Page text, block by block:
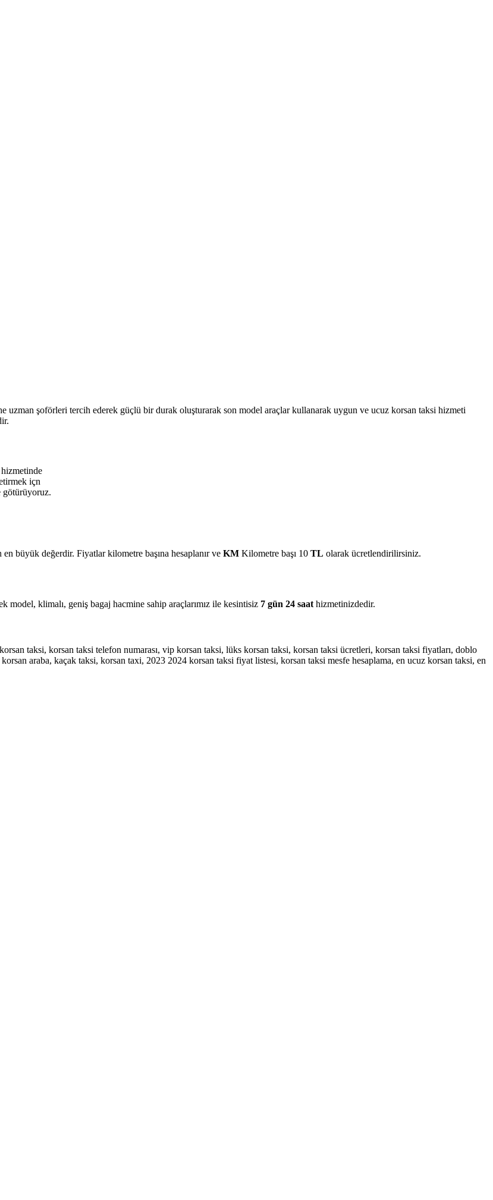
uzman şoförleri tercih ederek güçlü bir durak oluşturarak son model araçlar kullanarak uygun ve ucuz korsan taksi hizmeti
içn
götürüyoruz.
büyük değerdir. Fiyatlar kilometre başına hesaplanır ve KM Kilometre başı 10 TL olarak ücretlendirilirsiniz.
model, klimalı, geniş bagaj hacmine sahip araçlarımız ile kesintisiz 7 gün 24 saat hizmetinizdedir.
taksi, korsan taksi telefon numarası, vip korsan taksi, lüks korsan taksi, korsan taksi ücretleri, korsan taksi fiyatları, doblo
araba, kaçak taksi, korsan taxi, 2023 2024 korsan taksi fiyat listesi, korsan taksi mesfe hesaplama, en ucuz korsan taksi, en